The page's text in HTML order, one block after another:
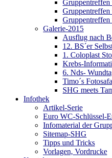
Galerie-2015
Ausflug nach
12. BS´er
1. Coloplast
Krebs-
6. Nds-
Timo´s
SHG meets
Infothek
Artikel-Serie
Euro WC-Schlüssel-
Infomaterial der
Sitemap-SHG
Tipps und Tricks
Vorlagen, Vordrucke